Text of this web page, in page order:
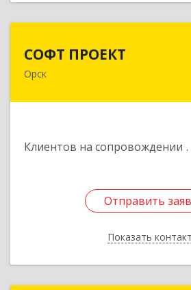
СОФТ ПРОЕКТ
Орск
Клиентов на сопровождении
Отправить
Показать
Отправить
Назад